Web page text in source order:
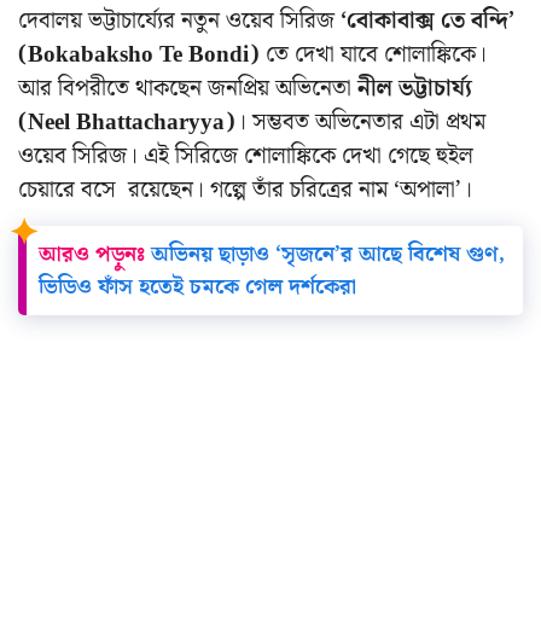
দেবালয় ভট্টাচার্য্যের নতুন ওয়েব সিরিজ‘বোকাবাক্স তে বন্দি’
(Bokabaksho Te Bondi) তে দেখা যাবে শোলাঙ্কিকে।
আর বিপরীতে থাকছেন জনপ্রিয় অভিনেতানীল ভট্টাচার্য্য
(Neel Bhattacharyya) । সম্ভবত অভিনেতার এটা প্রথম
ওয়েব সিরিজ। এই সিরিজে শোলাঙ্কিকে দেখা গেছে হুইল
চেয়ারে বসে রয়েছেন। গল্পে তাঁর চরিত্রের নাম ‘অপালা’।
আরও পড়ুনঃঅভিনয় ছাড়াও ‘সৃজনে’র আছে বিশেষ গুণ,
ভিডিও ফাঁস হতেই চমকে গেল দর্শকেরা